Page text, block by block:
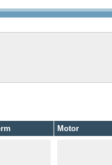
Motor